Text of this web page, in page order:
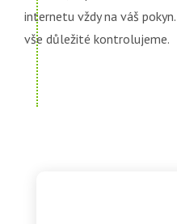
internetu vždy na váš
vše důležité kontrolujeme.